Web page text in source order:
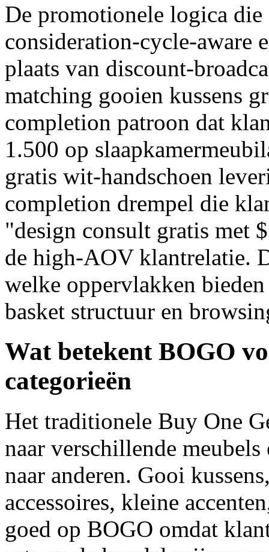
De promotionele logica
consideration-cycle-aware
plaats van discount-
matching gooien kussens
completion patroon dat
1.500 op
gratis wit-handschoen
completion drempel die
"design consult gratis met
de high-AOV klantrelatie.
welke oppervlakken
basket structuur en
Wat betekent BOGO
categorieën
Het traditionele Buy One
naar verschillende
naar anderen. Gooi
accessoires, kleine
goed op BOGO omdat